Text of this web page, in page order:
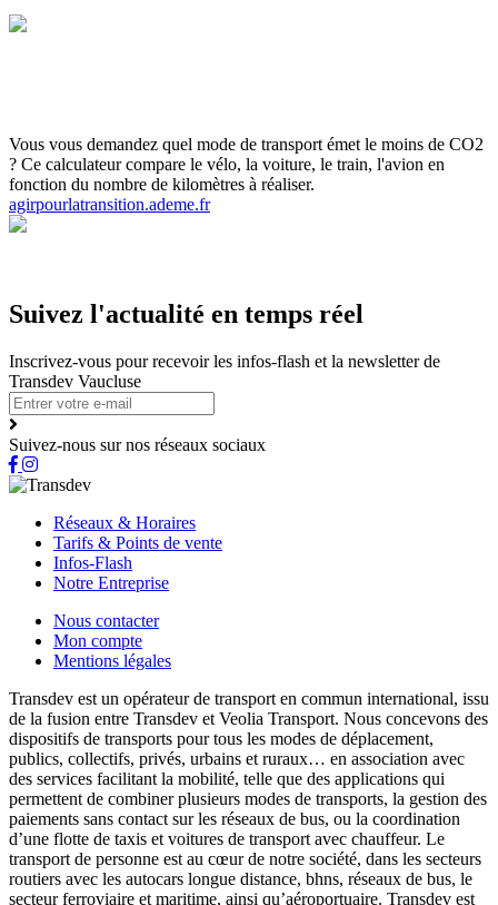
Vous vous demandez quel mode de transport émet le moins de CO2
? Ce calculateur compare le vélo, la voiture, le train, l'avion en
fonction du nombre de kilomètres à réaliser.
agirpourlatransition.ademe.fr
Suivez l'actualité en temps réel
Inscrivez-vous pour recevoir les infos-flash et la newsletter de
Transdev Vaucluse
Suivez-nous sur nos réseaux sociaux
Réseaux & Horaires
Tarifs & Points de vente
Infos-Flash
Notre Entreprise
Nous contacter
Mon compte
Mentions légales
Transdev est un opérateur de transport en commun international, issu
de la fusion entre Transdev et Veolia Transport. Nous concevons des
dispositifs de transports pour tous les modes de déplacement,
publics, collectifs, privés, urbains et ruraux… en association avec
des services facilitant la mobilité, telle que des applications qui
permettent de combiner plusieurs modes de transports, la gestion des
paiements sans contact sur les réseaux de bus, ou la coordination
d’une flotte de taxis et voitures de transport avec chauffeur. Le
transport de personne est au cœur de notre société, dans les secteurs
routiers avec les autocars longue distance, bhns, réseaux de bus, le
secteur ferroviaire et maritime, ainsi qu’aéroportuaire. Transdev est